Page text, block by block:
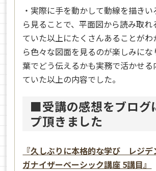
・実際に手を動かして動線を描き
ら見ることで、平面図から読み取れ
ていた以上にたくさんあることがわ
ら色々な図面を見るのが楽しみに
葉でどう伝えるかも実務で活かせる
ていた以上の内容でした。
■受講の感想をブログ
プ頂きました
『久しぶりに本格的な学び レジデ
ガナイザーベーシック講座 5講目』